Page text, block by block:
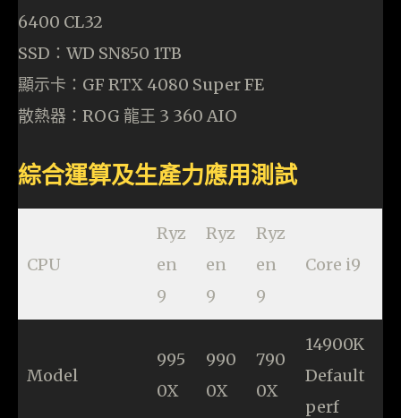
6400 CL32
SSD：WD SN850 1TB
顯示卡：GF RTX 4080 Super FE
散熱器：ROG 龍王 3 360 AIO
綜合運算及生產力應用測試
CPU
Ryz
en
9
Ryz
en
9
Ryz
en
9
Core i9
Model
995
0X
990
0X
790
0X
14900K
Default
perf